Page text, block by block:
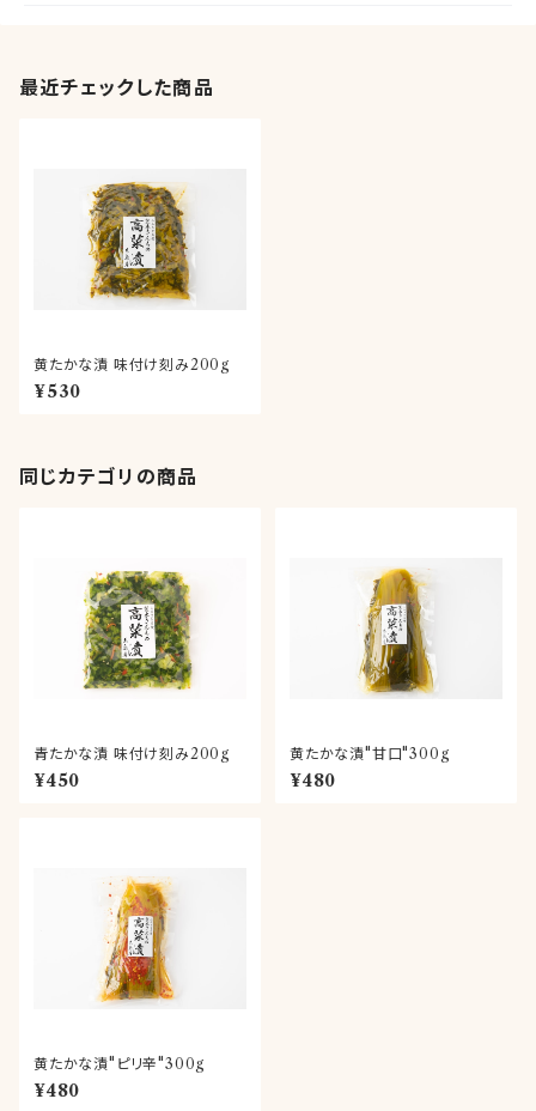
最近チェックした商品
黄たかな漬 味付け刻み200g
¥530
同じカテゴリの商品
青たかな漬 味付け刻み200g
¥450
黄たかな漬"甘口"300g
¥480
黄たかな漬"ピリ辛"300g
¥480